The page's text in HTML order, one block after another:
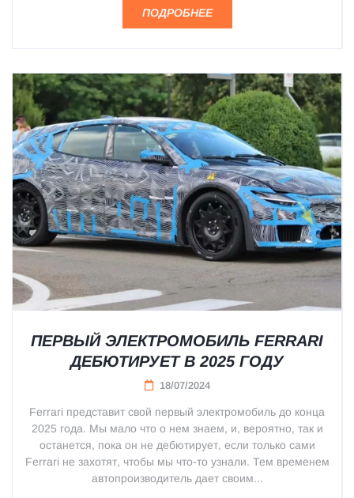
ПОДРОБНЕЕ
ПЕРВЫЙ ЭЛЕКТРОМОБИЛЬ FERRARI
ДЕБЮТИРУЕТ В 2025 ГОДУ
18/07/2024
Ferrari представит свой первый электромобиль до конца
2025 года. Мы мало что о нем знаем, и, вероятно, так и
останется, пока он не дебютирует, если только сами
Ferrari не захотят, чтобы мы что-то узнали. Тем временем
автопроизводитель дает своим...